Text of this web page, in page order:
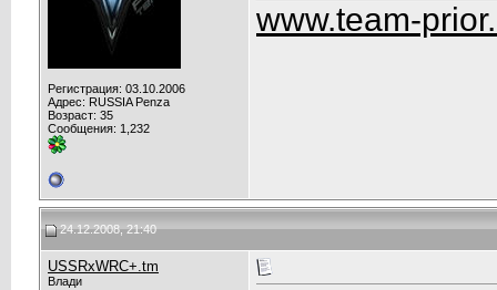
Регистрация: 03.10.2006
Адрес: RUSSIA Penza
Возраст: 35
Сообщения: 1,232
www.team-
24.12.2008, 21:40
USSRxWRC+.tm
Влади